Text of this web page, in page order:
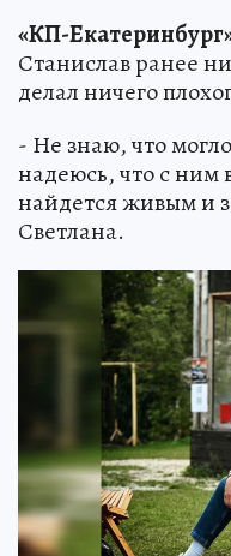
«КП-
Станислав ранее
делал ничего
- Не знаю, что
надеюсь, что с ним
найдется живым и
Светлана.